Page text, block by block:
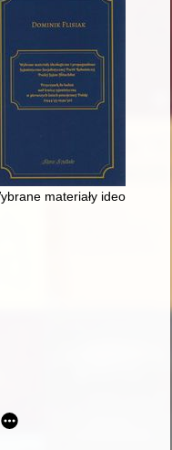
- przemyślenia na tle
materiały
rozbioru